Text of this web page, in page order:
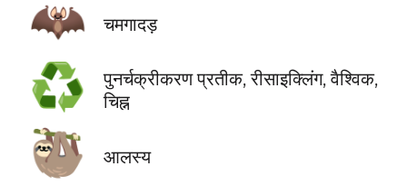
🦇 चमगादड़
♻️
पुनर्चक्रीकरण प्रतीक, रीसाइक्लिंग, वैश्विक,
चिह्न
🦥 आलस्य